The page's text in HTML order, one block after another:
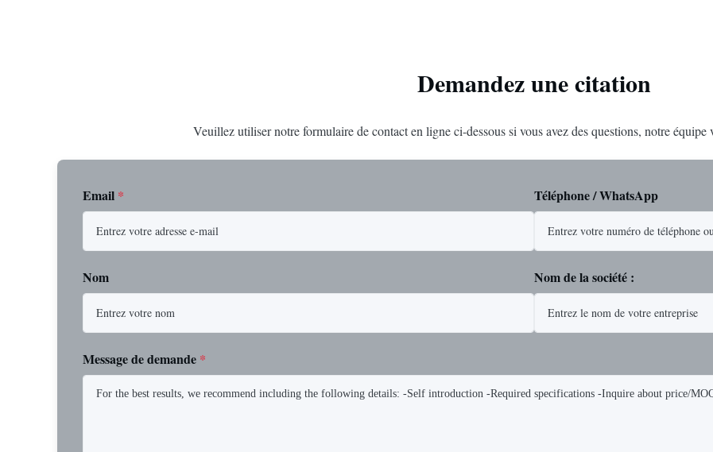
Demandez une citation
Veuillez utiliser notre formulaire de contact en ligne ci-dessous si vous avez des questions, notre équipe
Email * Téléphone / WhatsApp
Nom Nom de la société :
Message de demande *